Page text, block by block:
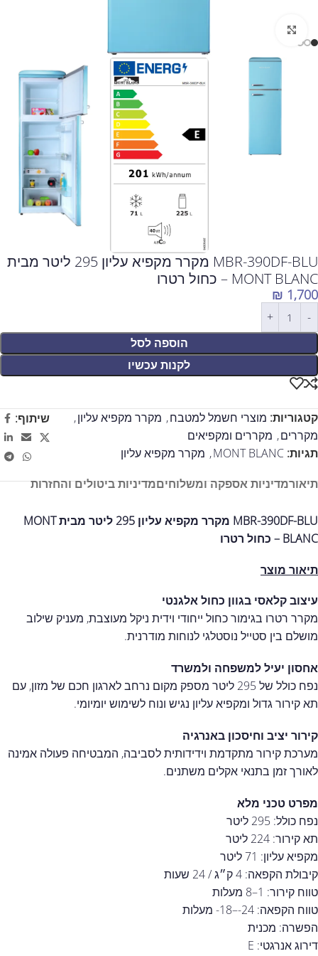
MBR-390DF-BLU מקרר מקפיא עליון 295 ליטר מבית
MONT BLANC – כחול רטרו
₪ 1,700
הוספה לסל
לקנות עכשיו
קטגוריות: מוצרי חשמל למטבח, מקרר מקפיא עליון,
מקררים, מקררים ומקפיאים
תגיות: MONT BLANC
, מקרר מקפיא עליון
שיתוף:
תיאורמדיניות אספקה ומשלוחיםמדיניות ביטולים והחזרות
MBR-390DF-BLU מקרר מקפיא עליון 295 ליטר מבית MONT
BLANC – כחול רטרו
תיאור מוצר
עיצוב קלאסי בגוון כחול אלגנטי
מקרר רטרו בגימור כחול ייחודי וידית ניקל מעוצבת, מעניק שילוב
מושלם בין סטייל נוסטלגי לנוחות מודרנית.
אחסון יעיל למשפחה ולמשרד
נפח כולל של 295 ליטר מספק מקום נרחב לארגון חכם של מזון, עם
תא קירור גדול ומקפיא עליון נגיש ונוח לשימוש יומיומי.
קירור יציב וחיסכון באנרגיה
מערכת קירור מתקדמת וידידותית לסביבה, המבטיחה פעולה אמינה
לאורך זמן בתנאי אקלים משתנים.
מפרט טכני מלא
נפח כולל: 295 ליטר
תא קירור: 224 ליטר
מקפיא עליון: 71 ליטר
קיבולת הקפאה: 4 ק״ג / 24 שעות
טווח קירור: 1–8 מעלות
טווח הקפאה: ‎-18–‎-24 מעלות
הפשרה: מכנית
דירוג אנרגטי: E